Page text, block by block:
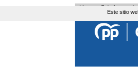
Este sitio
Viernes, 7 de Agosto de